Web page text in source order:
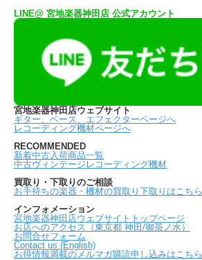
LINE@ 宮地楽器神田店 公式アカウント
宮地楽器神田店ウェブサイト
ギター、ベース、エフェクターページへ
レコーディング機材ページへ
RECOMMENDED
新着中古入荷商品一覧
中古ヴィンテージレコーディング機材
買取り・下取りのご相談
お手持ちの楽器・機材の買取り下取りはこちら
インフォメーション
宮地楽器神田店ウェブサイトトップページ
お店へのアクセス（東京都 神田/御茶ノ水）
お問合せフォーム
Contact us (English)
お得情報満載のメルマガ購読申し込みはこちら